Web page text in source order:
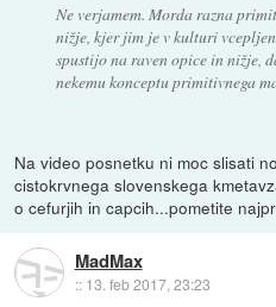
Ne verjamem. Morda razna
nižje, kjer jim je v kulturi
spustijo na raven opice in nižje,
nekemu konceptu primitivnega
Na video posnetku ni moc slisati
cistokrvnega slovenskega
o cefurjih in capcih...pometite
MadMax
:: 13. feb 2017, 23:23